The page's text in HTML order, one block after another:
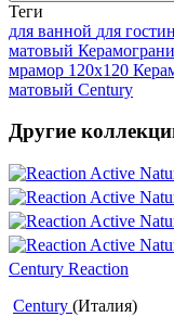
Теги
для ванной для
матовый
мрамор 120x120
матовый Century
Другие
Century Reaction
Century (Италия)